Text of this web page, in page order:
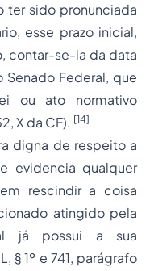
ter sido pronunciada
esse prazo inicial,
contar-se-ia da data
Federal, que
ou ato normativo
X da CF). [14]
digna de respeito a
evidencia qualquer
rescindir a coisa
atingido pela
já possui a sua
§ 1º e 741, parágrafo